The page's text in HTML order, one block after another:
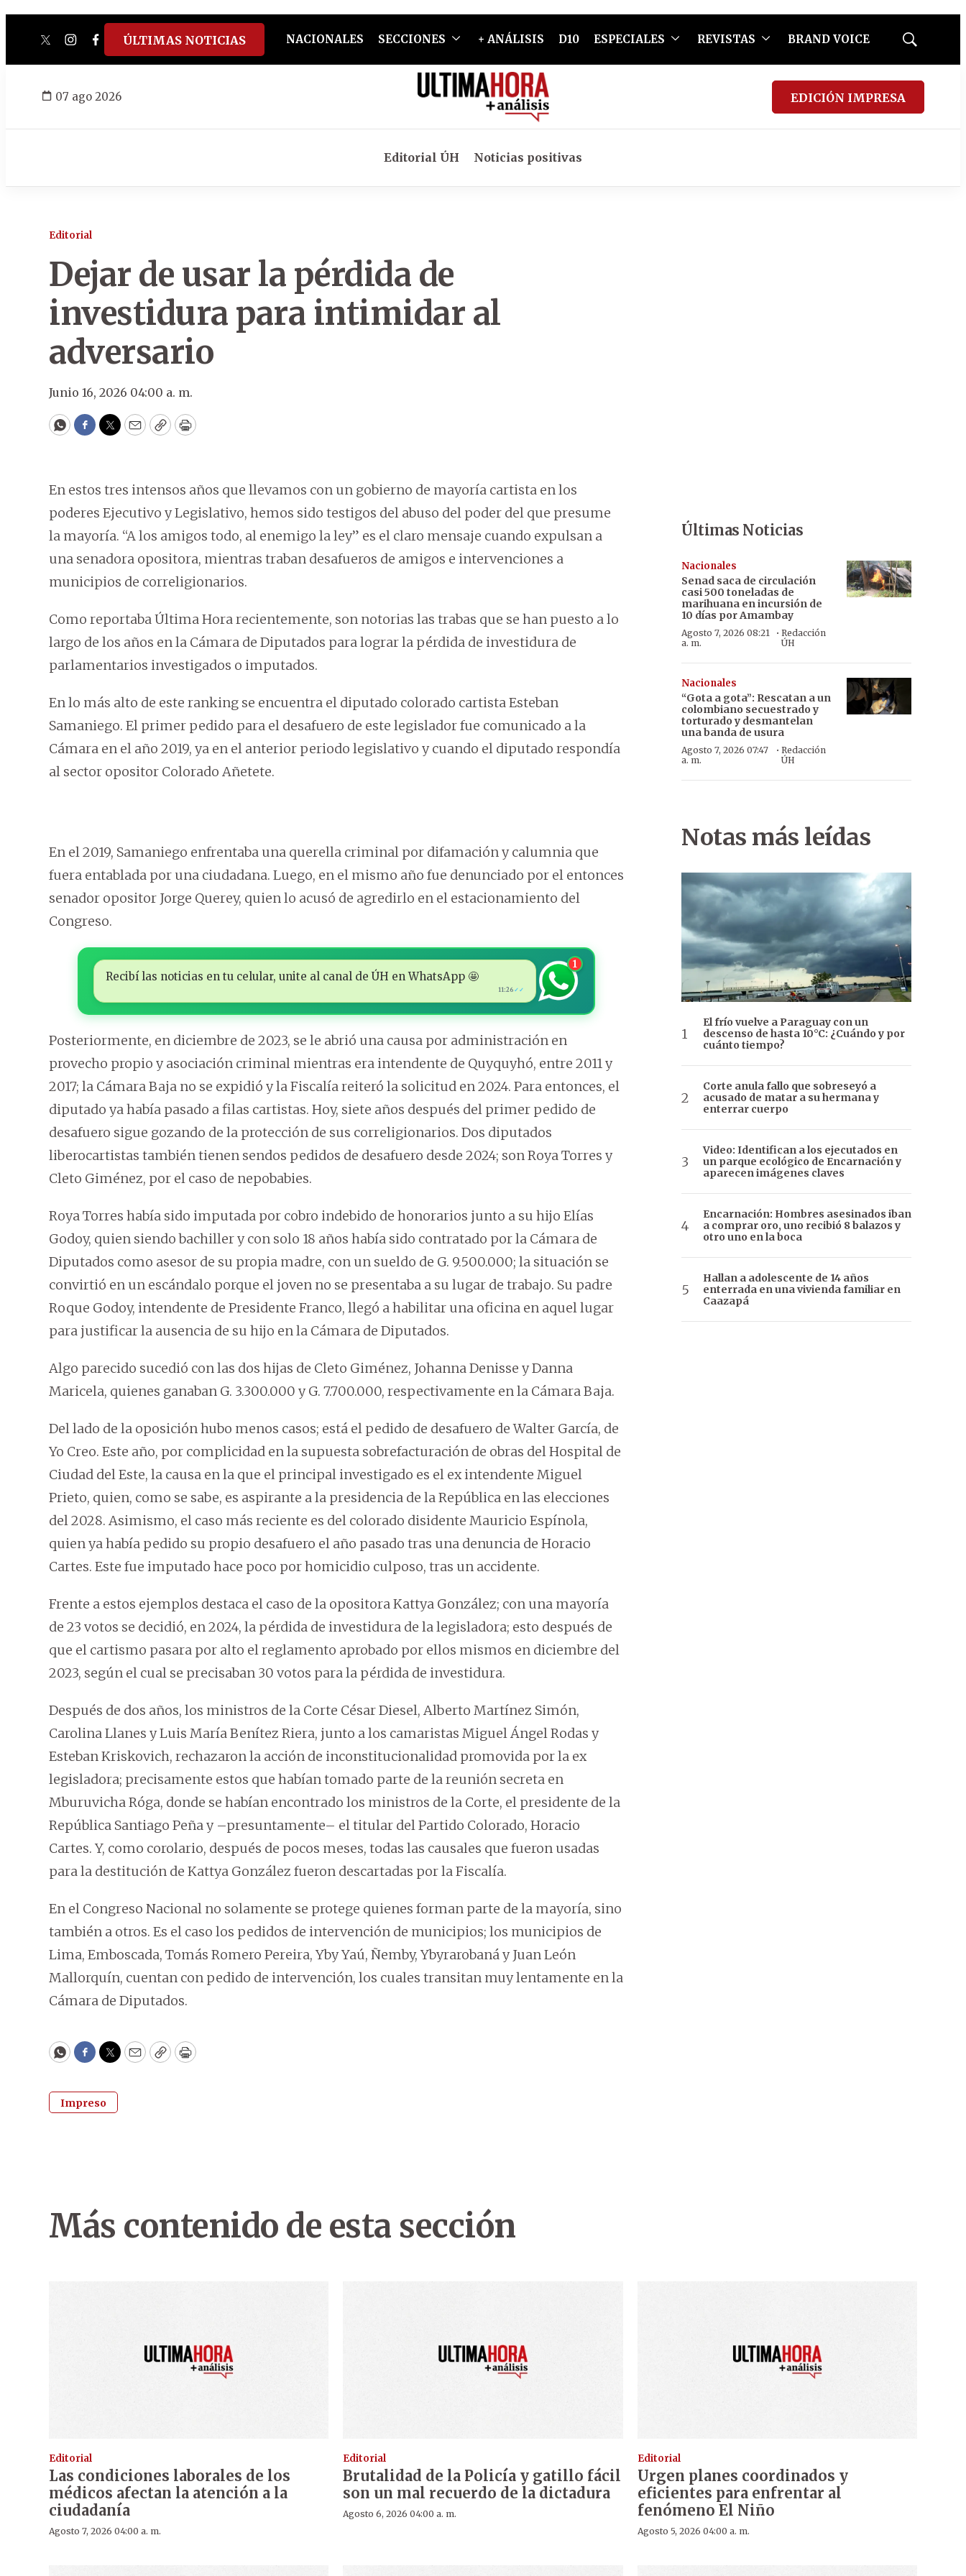
twitterinstagram
facebook
tiktokyoutube
spotify
ÚLTIMAS NOTICIAS NACIONALES SECCIONES + ANÁLISIS D10 ESPECIALES REVISTAS BRAND VOICE
Mostrar
07 ago 2026 EDICIÓN IMPRESA
Editorial ÚH Noticias positivas
Editorial
Dejar de usar la pérdida de
investidura para intimidar al
adversario
Junio 16, 2026 04:00 a. m.
WhatsApp
Facebook
Twitter
EmailCopyPrint
En estos tres intensos años que llevamos con un gobierno de mayoría cartista en los
poderes Ejecutivo y Legislativo, hemos sido testigos del abuso del poder del que presume
la mayoría. “A los amigos todo, al enemigo la ley” es el claro mensaje cuando expulsan a
una senadora opositora, mientras traban desafueros de amigos e intervenciones a
municipios de correligionarios.
Como reportaba Última Hora recientemente, son notorias las trabas que se han puesto a lo
largo de los años en la Cámara de Diputados para lograr la pérdida de investidura de
parlamentarios investigados o imputados.
En lo más alto de este ranking se encuentra el diputado colorado cartista Esteban
Samaniego. El primer pedido para el desafuero de este legislador fue comunicado a la
Cámara en el año 2019, ya en el anterior periodo legislativo y cuando el diputado respondía
al sector opositor Colorado Añetete.
En el 2019, Samaniego enfrentaba una querella criminal por difamación y calumnia que
fuera entablada por una ciudadana. Luego, en el mismo año fue denunciado por el entonces
senador opositor Jorge Querey, quien lo acusó de agredirlo en el estacionamiento del
Congreso.
Recibí las noticias en tu celular, unite al canal de ÚH en WhatsApp 🤩
11:26 ✓✓
1
Posteriormente, en diciembre de 2023, se le abrió una causa por administración en
provecho propio y asociación criminal mientras era intendente de Quyquyhó, entre 2011 y
2017; la Cámara Baja no se expidió y la Fiscalía reiteró la solicitud en 2024. Para entonces, el
diputado ya había pasado a filas cartistas. Hoy, siete años después del primer pedido de
desafuero sigue gozando de la protección de sus correligionarios. Dos diputados
liberocartistas también tienen sendos pedidos de desafuero desde 2024; son Roya Torres y
Cleto Giménez, por el caso de nepobabies.
Roya Torres había sido imputada por cobro indebido de honorarios junto a su hijo Elías
Godoy, quien siendo bachiller y con solo 18 años había sido contratado por la Cámara de
Diputados como asesor de su propia madre, con un sueldo de G. 9.500.000; la situación se
convirtió en un escándalo porque el joven no se presentaba a su lugar de trabajo. Su padre
Roque Godoy, intendente de Presidente Franco, llegó a habilitar una oficina en aquel lugar
para justificar la ausencia de su hijo en la Cámara de Diputados.
Algo parecido sucedió con las dos hijas de Cleto Giménez, Johanna Denisse y Danna
Maricela, quienes ganaban G. 3.300.000 y G. 7.700.000, respectivamente en la Cámara Baja.
Del lado de la oposición hubo menos casos; está el pedido de desafuero de Walter García, de
Yo Creo. Este año, por complicidad en la supuesta sobrefacturación de obras del Hospital de
Ciudad del Este, la causa en la que el principal investigado es el ex intendente Miguel
Prieto, quien, como se sabe, es aspirante a la presidencia de la República en las elecciones
del 2028. Asimismo, el caso más reciente es del colorado disidente Mauricio Espínola,
quien ya había pedido su propio desafuero el año pasado tras una denuncia de Horacio
Cartes. Este fue imputado hace poco por homicidio culposo, tras un accidente.
Frente a estos ejemplos destaca el caso de la opositora Kattya González; con una mayoría
de 23 votos se decidió, en 2024, la pérdida de investidura de la legisladora; esto después de
que el cartismo pasara por alto el reglamento aprobado por ellos mismos en diciembre del
2023, según el cual se precisaban 30 votos para la pérdida de investidura.
Después de dos años, los ministros de la Corte César Diesel, Alberto Martínez Simón,
Carolina Llanes y Luis María Benítez Riera, junto a los camaristas Miguel Ángel Rodas y
Esteban Kriskovich, rechazaron la acción de inconstitucionalidad promovida por la ex
legisladora; precisamente estos que habían tomado parte de la reunión secreta en
Mburuvicha Róga, donde se habían encontrado los ministros de la Corte, el presidente de la
República Santiago Peña y –presuntamente– el titular del Partido Colorado, Horacio
Cartes. Y, como corolario, después de pocos meses, todas las causales que fueron usadas
para la destitución de Kattya González fueron descartadas por la Fiscalía.
En el Congreso Nacional no solamente se protege quienes forman parte de la mayoría, sino
también a otros. Es el caso los pedidos de intervención de municipios; los municipios de
Lima, Emboscada, Tomás Romero Pereira, Yby Yaú, Ñemby, Ybyrarobaná y Juan León
Mallorquín, cuentan con pedido de intervención, los cuales transitan muy lentamente en la
Cámara de Diputados.
WhatsApp
Facebook
Twitter
EmailCopyPrint
Impreso
Últimas Noticias
Nacionales
Senad saca de circulación
casi 500 toneladas de
marihuana en incursión de
10 días por Amambay
Agosto 7, 2026 08:21
a. m.
·Redacción
ÚH
Nacionales
“Gota a gota”: Rescatan a un
colombiano secuestrado y
torturado y desmantelan
una banda de usura
Agosto 7, 2026 07:47
a. m.
· Redacción
ÚH
Notas más leídas
El frío vuelve a Paraguay con un
descenso de hasta 10°C: ¿Cuándo y por
cuánto tiempo?
Corte anula fallo que sobreseyó a
acusado de matar a su hermana y
enterrar cuerpo
Video: Identifican a los ejecutados en
un parque ecológico de Encarnación y
aparecen imágenes claves
Encarnación: Hombres asesinados iban
a comprar oro, uno recibió 8 balazos y
otro uno en la boca
Hallan a adolescente de 14 años
enterrada en una vivienda familiar en
Caazapá
Más contenido de esta sección
Editorial
Las condiciones laborales de los
médicos afectan la atención a la
ciudadanía
Agosto 7, 2026 04:00 a. m.
Editorial
Brutalidad de la Policía y gatillo fácil
son un mal recuerdo de la dictadura
Agosto 6, 2026 04:00 a. m.
Editorial
Urgen planes coordinados y
eficientes para enfrentar al
fenómeno El Niño
Agosto 5, 2026 04:00 a. m.